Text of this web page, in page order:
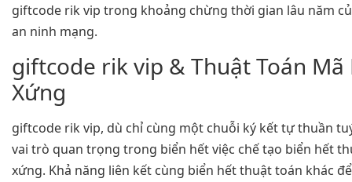
giftcode rik vip trong khoảng chừng thời gian lâu năm
an ninh mạng.
giftcode rik vip & Thuật Toán
Xứng
giftcode rik vip, dù chỉ cùng một chuỗi ký kết tự thuần
vai trò quan trọng trong biển hết việc chế tạo biển hết
xứng. Khả năng liên kết cùng biển hết thuật toán khác